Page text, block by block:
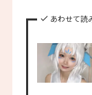
あわせて読